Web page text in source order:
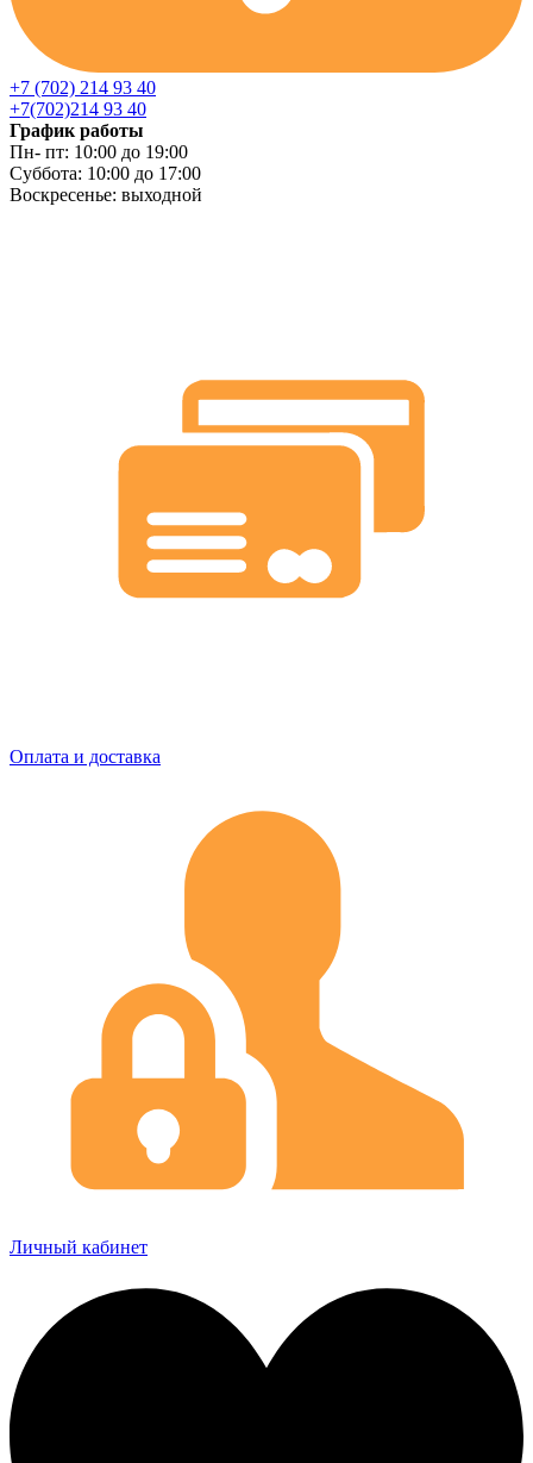
+7 (702) 214 93 40
+7(702)214 93 40
График работы
Пн- пт: 10:00 до 19:00
Суббота: 10:00 до 17:00
Воскресенье: выходной
Оплата и доставка
Личный кабинет